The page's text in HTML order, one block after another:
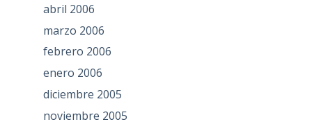
abril 2006
marzo 2006
febrero 2006
enero 2006
diciembre 2005
noviembre 2005